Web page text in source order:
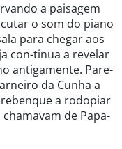
a paisagem
o som do piano
para chegar aos
con-tinua a revelar
antigamente. Pare-
da Cunha a
a rodopiar
de Papa-